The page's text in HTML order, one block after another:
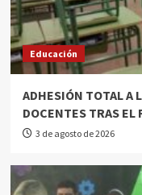
Educación
ADHESIÓN TOTAL A
DOCENTES TRAS EL
3 de agosto de 2026